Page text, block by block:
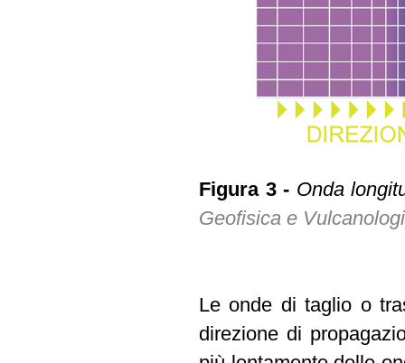
Figura 3 - Onda
Geofisica e
Le onde di taglio o
direzione di